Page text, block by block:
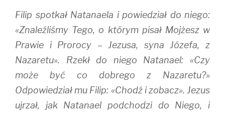
)
Filip spotkał Natanaela i powiedział do niego:
«Znaleźliśmy Tego, o którym pisał Mojżesz w
Prawie i Prorocy – Jezusa, syna Józefa, z
Nazaretu». Rzekł do niego Natanael: «Czy
może być co dobrego z Nazaretu?»
Odpowiedział mu Filip: «Chodź i zobacz». Jezus
ujrzał, jak Natanael podchodzi do Niego, i